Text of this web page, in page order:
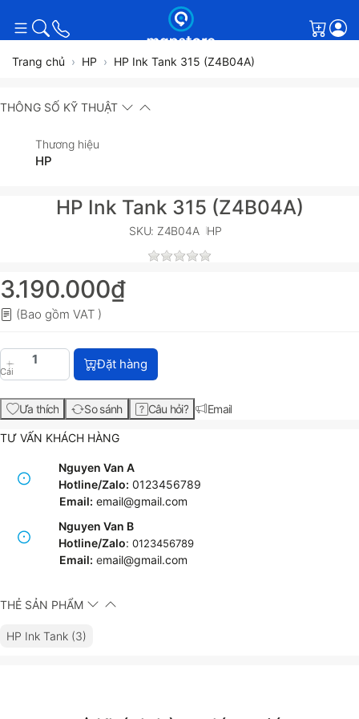
Giỏ
Trang chủ HP HP Ink Tank 315 (Z4B04A)
THÔNG SỐ KỸ THUẬT
Thương hiệu
HP
HP Ink Tank 315 (Z4B04A)
SKU: Z4B04A HP
3.190.000₫
(Bao gồm VAT )
Cái
HP Ink Tank 315 (Z4B04A) với giá 3.190.000₫, số
Đặt hàng
Ưa thích So sánh Câu hỏi? Email
TƯ VẤN KHÁCH HÀNG
Nguyen Van A
Hotline/Zalo: 0123456789
Email: email@gmail.com
Nguyen Van B
Hotline/Zalo: 0123456789
Email: email@gmail.com
THẺ SẢN PHẨM
HP Ink Tank (3)